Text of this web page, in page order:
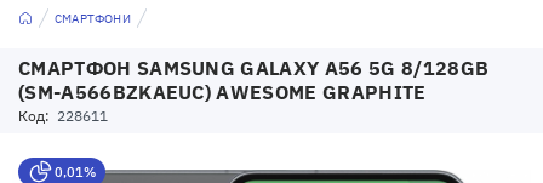
СМАРТФОНИ
СМАРТФОН SAMSUNG GALAXY A56 5G 8/128GB
(SM-A566BZKAEUC) AWESOME GRAPHITE
Код: 228611
0,01%